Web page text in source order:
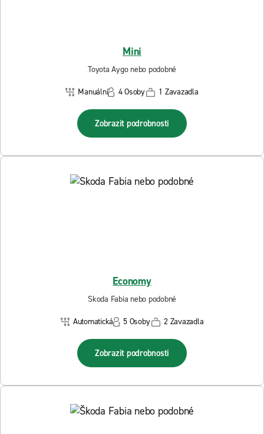
Mini
Toyota Aygo nebo podobné
Manuální
4 Osoby 1 Zavazadla
Zobrazit podrobnosti
Economy
Skoda Fabia nebo podobné
Automatická
5 Osoby 2 Zavazadla
Zobrazit podrobnosti